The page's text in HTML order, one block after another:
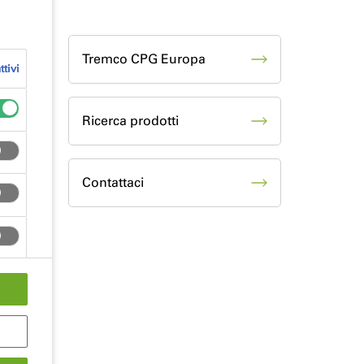
Tremco CPG Europa
Ricerca prodotti
Contattaci